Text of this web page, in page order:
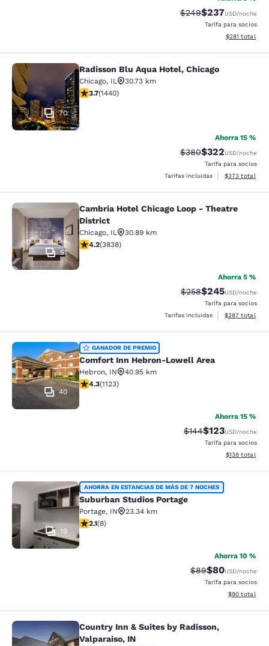
Precio tachado:
$249Precio con
$237USD/noche
Tarifa para socios
Ver detalles
$281 total
Radisson Blu Aqua Hotel, Chicago
70
Radisson Blu Aqua Hotel, Chicago
Chicago, IL
30.73 km
calificación de 3.67 estrellas. Bueno. 1440 reseñas
3.7(1440)
Ahorra 15 %
Precio tachado:
$380Precio con
$322USD/noche
Tarifa para socios
Tarifas incluidas
Ver detalles
$373 total
Cambria Hotel Chicago Loop -
51
Cambria Hotel Chicago Loop - Theatre
District
Chicago, IL
30.89 km
calificación de 4.21 estrellas. Excelente. 3838 reseñas
4.2(3838)
Ahorra 5 %
Precio tachado:
$258Precio con
$245USD/noche
Tarifa para socios
Tarifas incluidas
Ver detalles
$287 total
Comfort Inn Hebron-Lowell Area
40
GANADOR DE PREMIO
Comfort Inn Hebron-Lowell Area
Hebron, IN
40.95 km
calificación de 4.3 estrellas. Excelente. 1123 reseñas
4.3(1123)
Ahorra 15 %
Precio tachado:
$144Precio con
$123USD/noche
Tarifa para socios
Ver detalles
$138 total
Suburban Studios Portage
19
AHORRA EN ESTANCIAS DE MÁS DE 7 NOCHES
Suburban Studios Portage
Portage, IN
23.34 km
calificación de 2.12 estrellas. Feria. 8 reseñas
2.1(8)
Ahorra 10 %
Precio tachado:
$89Precio con
$80USD/noche
Tarifa para socios
Ver detalles
$90 total
Country Inn & Suites by Radisson,
Country Inn & Suites by Radisson,
Valparaiso, IN